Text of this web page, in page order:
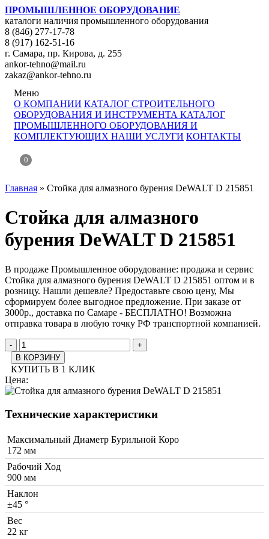
ПРОМЫШЛЕННОЕ ОБОРУДОВАНИЕ
каталоги наличия промышленного оборудования
8 (846) 277-17-78
8 (917) 162-51-16
г. Самара, пр. Кирова, д. 255
ankor-tehno@mail.ru
zakaz@ankor-tehno.ru
Меню
О КОМПАНИИ КАТАЛОГ СТРОИТЕЛЬНОГО
ОБОРУДОВАНИЯ И ИНСТРУМЕНТА КАТАЛОГ
ПРОМЫШЛЕННОГО ОБОРУДОВАНИЯ И
КОМПЛЕКТУЮЩИХ НАШИ УСЛУГИ КОНТАКТЫ
0
Главная » Стойка для алмазного бурения DeWALT D 215851
Стойка для алмазного
бурения DeWALT D 215851
В продаже Промышленное оборудование: продажа и сервис
Стойка для алмазного бурения DeWALT D 215851 оптом и в
розницу. Нашли дешевле? Предоставьте свою цену, Мы
сформируем более выгодное предложение. При заказе от
3000р., доставка по Самаре - БЕСПЛАТНО! Возможна
отправка товара в любую точку РФ транспортной компанией.
-
+
В КОРЗИНУ
КУПИТЬ В 1 КЛИК
Цена:
Технические характеристики
Максимальный Диаметр Бурильной Коро
172 мм
Рабочий Ход
900 мм
Наклон
±45 °
Вес
22 кг